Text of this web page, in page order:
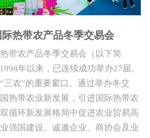
热带农产品冬季交易会
带农产品冬季交易会（以下简
年以来，已连续成功举办27届。
三农”的重要窗口。通过举办冬交
热带农业新发展，引进国际热带农
循环新发展格局中促进农业贸易高
强国建设。诚邀企业、商协会及业